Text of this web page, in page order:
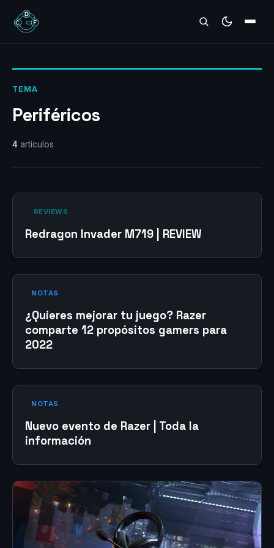
REVIEWS
TEMA
Periféricos
4 artículos
‎ REVIEWS‎
Redragon Invader M719 | REVIEW
NOTAS
¿Quieres mejorar tu juego? Razer
comparte 12 propósitos gamers para
2022
NOTAS
Nuevo evento de Razer | Toda la
información